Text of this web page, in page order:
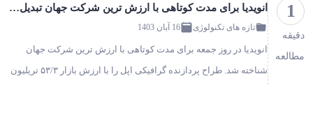
1
دقیقه
مطالعه
انویدیا برای مدت کوتاهی با ارزش ترین شرکت جهان تبدیل شد!
تازه های تکنولوژی 16 آبان 1403
انویدیا در روز جمعه برای مدت کوتاهی با ارزش ترین شرکت جهان
شناخته شد. طراح پردازنده گرافیکی اپل را با ارزش بازار ۵۳/۳ تریلیون